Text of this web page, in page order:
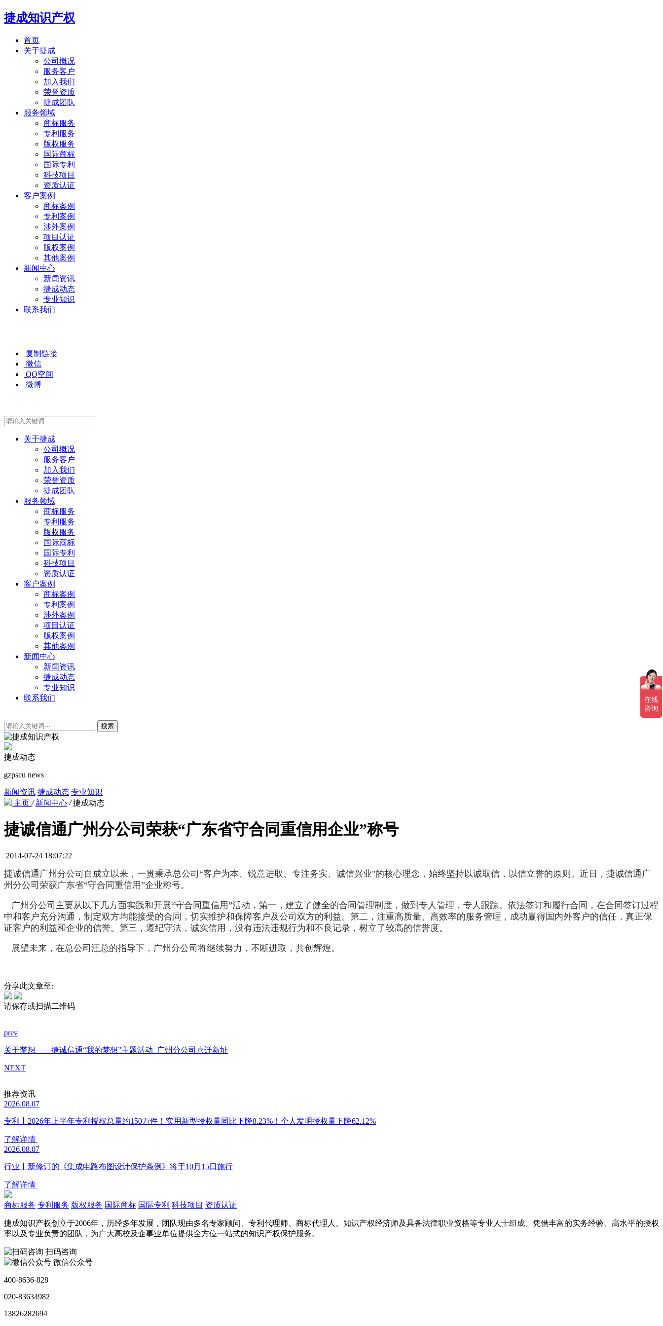
捷成知识产权
首页
关于捷成
公司概况
服务客户
加入我们
荣誉资质
捷成团队
服务领域
商标服务
专利服务
版权服务
国际商标
国际专利
科技项目
资质认证
客户案例
商标案例
专利案例
涉外案例
项目认证
版权案例
其他案例
新闻中心
新闻资讯
捷成动态
专业知识
联系我们
复制链接
微信
QQ空间
微博
关于捷成
公司概况
服务客户
加入我们
荣誉资质
捷成团队
服务领域
商标服务
专利服务
版权服务
国际商标
国际专利
科技项目
资质认证
客户案例
商标案例
专利案例
涉外案例
项目认证
版权案例
其他案例
新闻中心
新闻资讯
捷成动态
专业知识
联系我们
搜索
捷成动态
gzpscu news
新闻资讯 捷成动态 专业知识
主页 / 新闻中心 / 捷成动态
捷诚信通广州分公司荣获“广东省守合同重信用企业”称号
2014-07-24 18:07:22
捷诚信通广州分公司自成立以来，一贯秉承总公司“客户为本、锐意进取、专注务实、诚信兴业"的核心理念，始终坚持以诚取信，以信立誉的原则。近日，捷诚信通广
州分公司荣获广东省“守合同重信用”企业称号。
广州分公司主要从以下几方面实践和开展“守合同重信用”活动，第一，建立了健全的合同管理制度，做到专人管理，专人跟踪。依法签订和履行合同，在合同签订过程
中和客户充分沟通，制定双方均能接受的合同，切实维护和保障客户及公司双方的利益。第二，注重高质量、高效率的服务管理，成功赢得国内外客户的信任，真正保
证客户的利益和企业的信誉。第三，遵纪守法，诚实信用，没有违法违规行为和不良记录，树立了较高的信誉度。
展望未来，在总公司汪总的指导下，广州分公司将继续努力，不断进取，共创辉煌。
分享此文章至:
请保存或扫描二维码
prev
关于梦想——捷诚信通“我的梦想”主题活动 广州分公司喜迁新址
NEXT
推荐资讯
2026.08.07
专利丨2026年上半年专利授权总量约150万件！实用新型授权量同比下降8.23%！个人发明授权量下降62.12%
了解详情
2026.08.07
行业丨新修订的《集成电路布图设计保护条例》将于10月15日施行
了解详情
商标服务 专利服务 版权服务 国际商标 国际专利 科技项目 资质认证
捷成知识产权创立于2006年，历经多年发展，团队现由多名专家顾问、专利代理师、商标代理人、知识产权经济师及具备法律职业资格等专业人士组成。凭借丰富的实务经验、高水平的授权
率以及专业负责的团队，为广大高校及企事业单位提供全方位一站式的知识产权保护服务。
扫码咨询
微信公众号
400-8636-828
020-83634982
13826282694